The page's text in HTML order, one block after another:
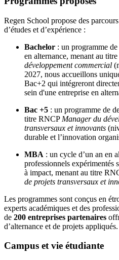
Regen School propose des
d’études et d’expérience :
Bachelor : un programme
en alternance, menant au
développement commercial
2027, nous accueillons
Bac+2 qui intégreront
sein d'une entreprise en
Bac +5 : un programme de
titre RNCP Manager du
transversaux et innovants
durable et l’innovation
MBA : un cycle d’un an en
professionnels expérimentés
à impact, menant au titre
de projets transversaux et
Les programmes sont conçus en
experts académiques et des
de 200 entreprises partenaires
d’alternance et de projets appliqués.
Campus et vie étudiante